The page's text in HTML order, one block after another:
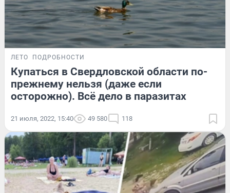
ЛЕТО ПОДРОБНОСТИ
Купаться в Свердловской области по-
прежнему нельзя (даже если
осторожно). Всё дело в паразитах
21 июля, 2022, 15:40 49 580 118